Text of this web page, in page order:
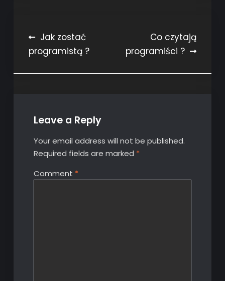
Post
navigation
Jak zostać
programistą ?
Co czytają
programiści ?
Leave a Reply
Your email address will not be published.
Required fields are marked *
Comment *